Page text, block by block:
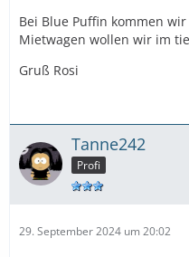
Bei Blue Puffin kommen
Mietwagen wollen wir im
Gruß Rosi
Tanne242
Profi
29. September 2024 um 20:02